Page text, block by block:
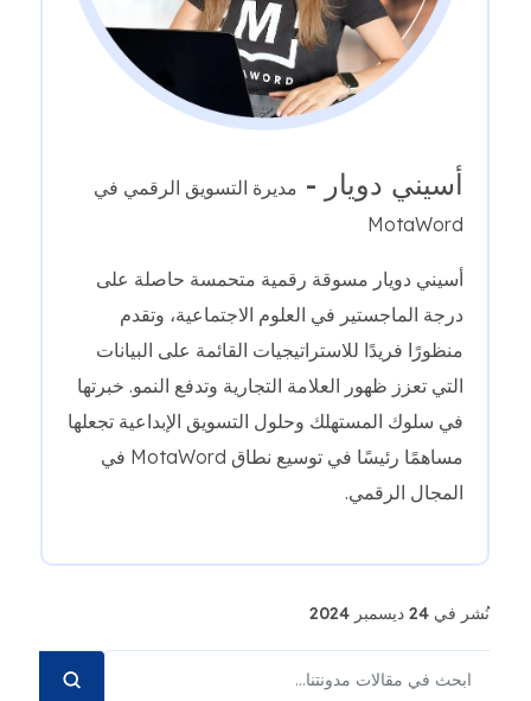
أسيني دويار - مديرة التسويق الرقمي في
MotaWord
أسيني دويار مسوقة رقمية متحمسة حاصلة على
درجة الماجستير في العلوم الاجتماعية، وتقدم
منظورًا فريدًا للاستراتيجيات القائمة على البيانات
التي تعزز ظهور العلامة التجارية وتدفع النمو. خبرتها
في سلوك المستهلك وحلول التسويق الإبداعية تجعلها
مساهمًا رئيسًا في توسيع نطاق MotaWord في
المجال الرقمي.
نُشر في 24 ديسمبر 2024